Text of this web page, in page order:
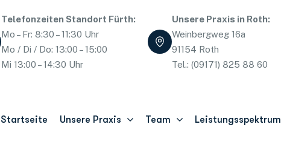
Telefonzeiten Standort Fürth:
Mo – Fr: 8:30 – 11:30 Uhr
Mo / Di / Do: 13:00 – 15:00
Mi 13:00 – 14:30 Uhr
Unsere Praxis in Roth:
Weinbergweg 16a
91154 Roth
Tel.: (09171) 825 88 60
Startseite Unsere Praxis Team Leistungsspektrum